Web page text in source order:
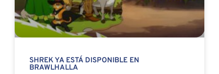
SHREK YA ESTÁ DISPONIBLE EN
BRAWLHALLA